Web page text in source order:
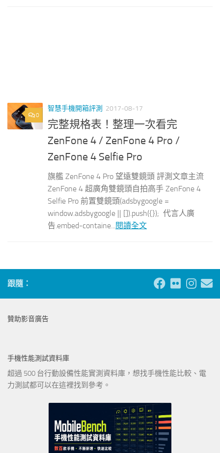
0
智慧手機開箱評測 2017-08-17
完整規格表！整理一次看完
ZenFone 4 / ZenFone 4 Pro /
ZenFone 4 Selfie Pro
旗艦 ZenFone 4 Pro 望遠雙鏡頭 評測文章主流
ZenFone 4 超廣角雙鏡頭自拍高手 ZenFone 4
Selfie Pro 前置雙鏡頭(adsbygoogle =
window.adsbygoogle || []).push({}); 代言人廣
告.embed-containe... 閱讀全文
跟隨：
贊助影音廣告
手機性能測試資料庫
超過 500 台行動設備性能實測資料庫，想找手機性能比較、電
力測試都可以在這裡找到參考。